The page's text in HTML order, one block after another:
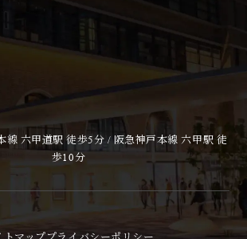
線 六甲道駅 徒歩5分 / 阪急神戸本線 六甲駅 徒
歩10分